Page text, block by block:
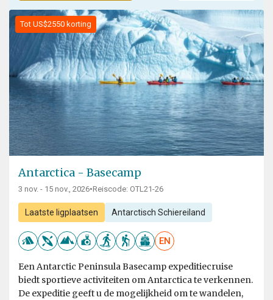
Tot US$2550 korting
Antarctica - Basecamp
3 nov. - 15 nov., 2026•Reiscode: OTL21-26
Laatste ligplaatsen Antarctisch Schiereiland
EN
Een Antarctic Peninsula Basecamp expeditiecruise
biedt sportieve activiteiten om Antarctica te verkennen.
De expeditie geeft u de mogelijkheid om te wandelen,